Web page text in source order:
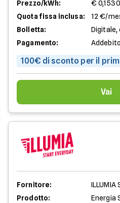
Prezzo/kWh:
€ 0,1530
Quota fissa inclusa:
12 €/
Bolletta:
Digitale,
Pagamento:
100€ di sconto per il
Vai
Fornitore:
ILLUMIA
Prodotto:
Energia